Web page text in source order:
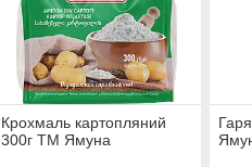
Крохмаль картопляний
300г ТМ Ямуна